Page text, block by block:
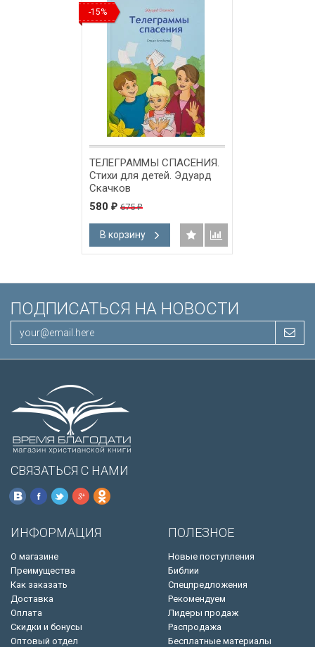
-15%
ТЕЛЕГРАММЫ СПАСЕНИЯ.
Стихи для детей. Эдуард
Скачков
580 ₽ 675₽
В корзину
ПОДПИСАТЬСЯ НА НОВОСТИ
СВЯЗАТЬСЯ С НАМИ
ИНФОРМАЦИЯ
О магазине
Преимущества
Как заказать
Доставка
Оплата
Скидки и бонусы
Оптовый отдел
ПОЛЕЗНОЕ
Новые поступления
Библии
Спецпредложения
Рекомендуем
Лидеры продаж
Распродажа
Бесплатные материалы